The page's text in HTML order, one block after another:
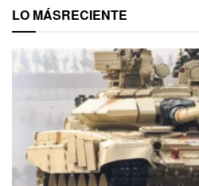
LO MÁSRECIENTE